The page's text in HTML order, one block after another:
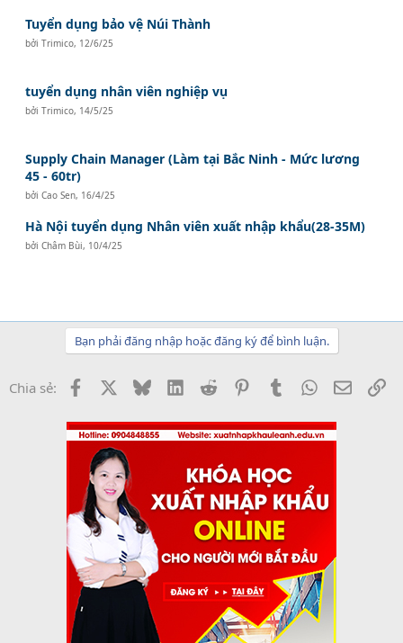
Tuyển dụng bảo vệ Núi Thành
bởiTrimico, 12/6/25
tuyển dụng nhân viên nghiệp vụ
bởiTrimico, 14/5/25
Supply Chain Manager (Làm tại Bắc Ninh - Mức lương
45 - 60tr)
bởiCao Sen, 16/4/25
Hà Nội tuyển dụng Nhân viên xuất nhập khẩu(28-35M)
bởiChâm Bùi, 10/4/25
Bạn phải đăng nhập hoặc đăng ký để bình luận.
Chia sẻ: Facebook BlueskyLinkedInReddit PinterestTumblrWhatsApp
Email